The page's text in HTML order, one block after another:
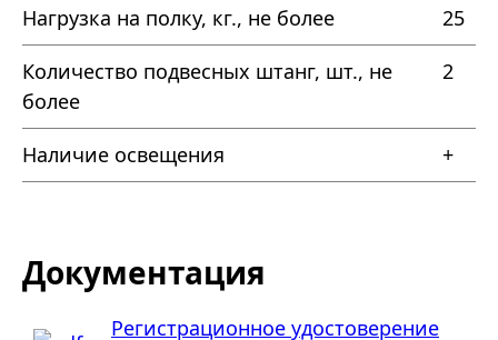
Нагрузка на полку, кг., не более
25
Количество подвесных штанг, шт., не
более
2
Наличие освещения +
Документация
Регистрационное удостоверение